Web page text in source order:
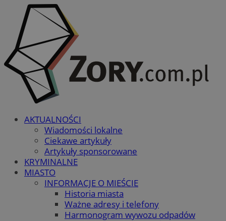
AKTUALNOŚCI
Wiadomości lokalne
Ciekawe artykuły
Artykuły sponsorowane
KRYMINALNE
MIASTO
INFORMACJE O MIEŚCIE
Historia miasta
Ważne adresy i telefony
Harmonogram wywozu odpadów